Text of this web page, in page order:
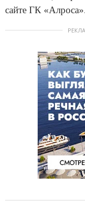
сайте ГК